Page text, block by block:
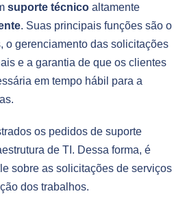
suporte técnico altamente
. Suas principais funções são o
o gerenciamento das solicitações
e a garantia de que os clientes
em tempo hábil para a
os pedidos de suporte
de TI. Dessa forma, é
sobre as solicitações de serviços
dos trabalhos.